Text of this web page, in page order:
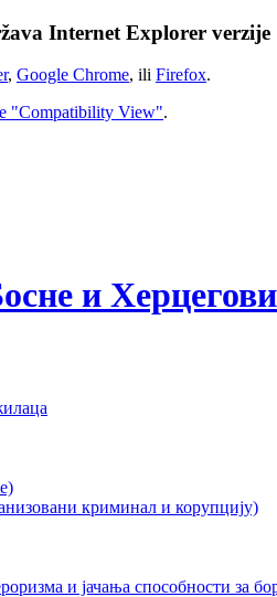
Internet Explorer
, Google Chrome, ili Firefox.
"Compatibility View".
и
криминал и корупцију)
и јачања способности за